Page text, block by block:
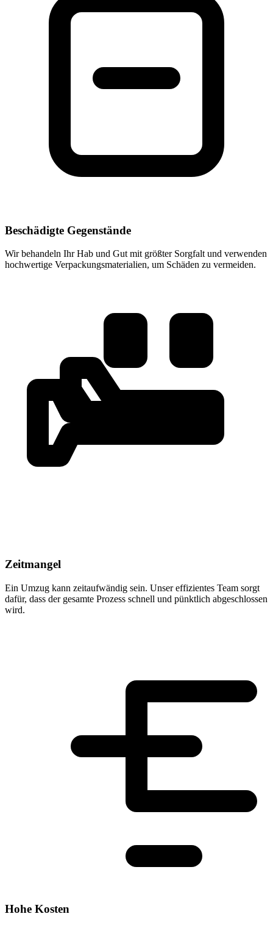
Beschädigte Gegenstände
Wir behandeln Ihr Hab und Gut mit größter Sorgfalt und verwenden
hochwertige Verpackungsmaterialien, um Schäden zu vermeiden.
Zeitmangel
Ein Umzug kann zeitaufwändig sein. Unser effizientes Team sorgt
dafür, dass der gesamte Prozess schnell und pünktlich abgeschlossen
wird.
Hohe Kosten